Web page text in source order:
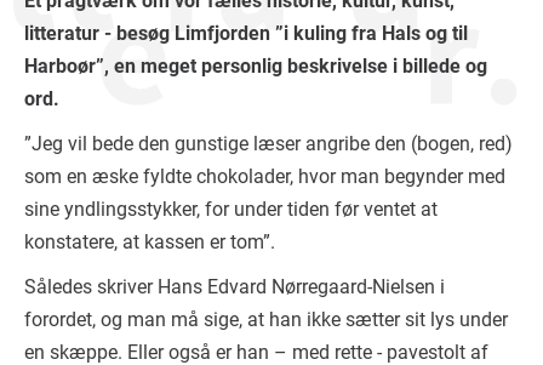
litteratur - besøg Limfjorden ”i kuling fra Hals og til
Harboør”, en meget personlig beskrivelse i billede og
ord.
”Jeg vil bede den gunstige læser angribe den (bogen, red)
som en æske fyldte chokolader, hvor man begynder med
sine yndlingsstykker, for under tiden før ventet at
konstatere, at kassen er tom”.
Således skriver Hans Edvard Nørregaard-Nielsen i
forordet, og man må sige, at han ikke sætter sit lys under
en skæppe. Eller også er han – med rette - pavestolt af